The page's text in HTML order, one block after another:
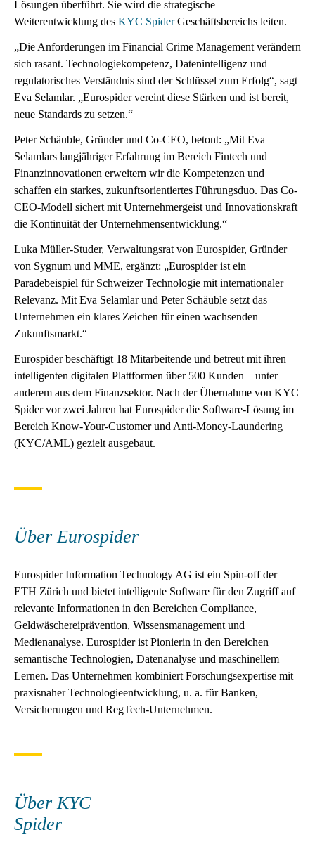
Lösungen überführt. Sie wird die strategische
Weiterentwicklung des KYC SpiderGeschäftsbereichs leiten.
„Die Anforderungen im Financial Crime Management verändern
sich rasant. Technologiekompetenz, Datenintelligenz und
regulatorisches Verständnis sind der Schlüssel zum Erfolg“, sagt
Eva Selamlar. „Eurospider vereint diese Stärken und ist bereit,
neue Standards zu setzen.“
Peter Schäuble, Gründer und Co-CEO, betont: „Mit Eva
Selamlars langjähriger Erfahrung im Bereich Fintech und
Finanzinnovationen erweitern wir die Kompetenzen und
schaffen ein starkes, zukunftsorientiertes Führungsduo. Das Co-
CEO-Modell sichert mit Unternehmergeist und Innovationskraft
die Kontinuität der Unternehmensentwicklung.“
Luka Müller-Studer, Verwaltungsrat von Eurospider, Gründer
von Sygnum und MME, ergänzt: „Eurospider ist ein
Paradebeispiel für Schweizer Technologie mit internationaler
Relevanz. Mit Eva Selamlar und Peter Schäuble setzt das
Unternehmen ein klares Zeichen für einen wachsenden
Zukunftsmarkt.“
Eurospider beschäftigt 18 Mitarbeitende und betreut mit ihren
intelligenten digitalen Plattformen über 500 Kunden – unter
anderem aus dem Finanzsektor. Nach der Übernahme von KYC
Spider vor zwei Jahren hat Eurospider die Software-Lösung im
Bereich Know-Your-Customer und Anti-Money-Laundering
(KYC/AML) gezielt ausgebaut.
Über Eurospider
Eurospider Information Technology AG ist ein Spin-off der
ETH Zürich und bietet intelligente Software für den Zugriff auf
relevante Informationen in den Bereichen Compliance,
Geldwäschereiprävention, Wissensmanagement und
Medienanalyse. Eurospider ist Pionierin in den Bereichen
semantische Technologien, Datenanalyse und maschinellem
Lernen. Das Unternehmen kombiniert Forschungsexpertise mit
praxisnaher Technologieentwicklung, u. a. für Banken,
Versicherungen und RegTech-Unternehmen.
Über KYC
Spider